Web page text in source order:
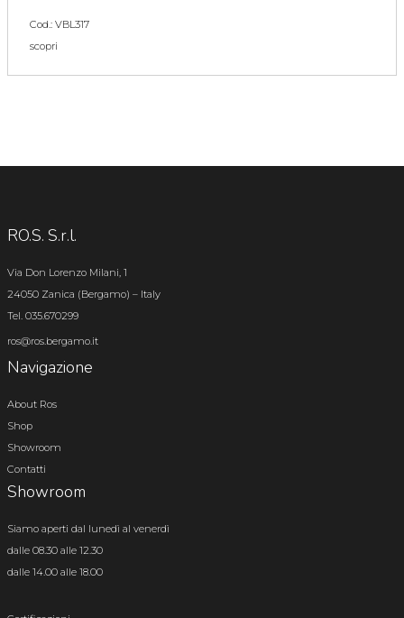
Cod.: VBL317
scopri
RO.S. S.r.l.
Via Don Lorenzo Milani, 1
24050 Zanica (Bergamo) – Italy
Tel. 035.670299
ros@ros.bergamo.it
Navigazione
About Ros
Shop
Showroom
Contatti
Showroom
Siamo aperti dal lunedì al venerdì
dalle 08.30 alle 12.30
dalle 14.00 alle 18.00